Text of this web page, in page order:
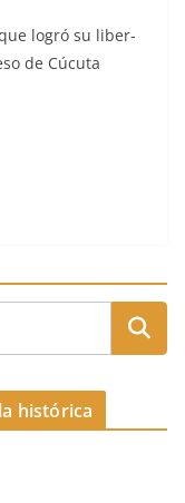
logró su lib­er­
de Cúcu­ta
histórica